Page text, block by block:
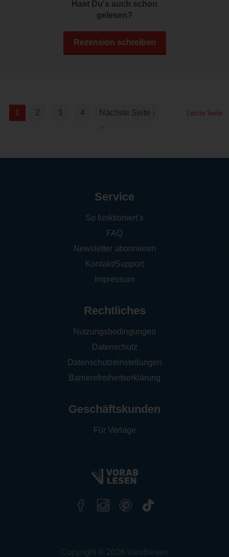
Hast Du's auch schon
gelesen?
Rezension schreiben
1 2 3 4 Nächste Seite ›
Letzte Seite
»
Service
So funktioniert‘s
FAQ
Newsletter abonnieren
Kontakt/Support
Impressum
Rechtliches
Nutzungsbedingungen
Datenschutz
Datenschutzeinstellungen
Barrierefreiheitserklärung
Geschäftskunden
Für Verlage
Copyright © 2026 Vorablesen